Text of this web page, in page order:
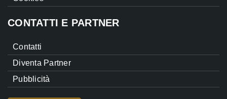
CONTATTI E PARTNER
Contatti
Diventa Partner
Pubblicità